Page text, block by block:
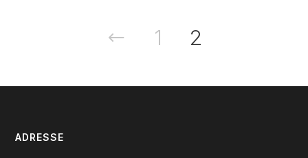
Previous
1 2
ADRESSE